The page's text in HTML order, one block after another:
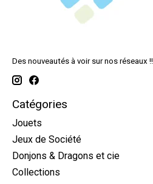
Des nouveautés à voir sur nos réseaux !!
Catégories
Jouets
Jeux de Société
Donjons & Dragons et cie
Collections